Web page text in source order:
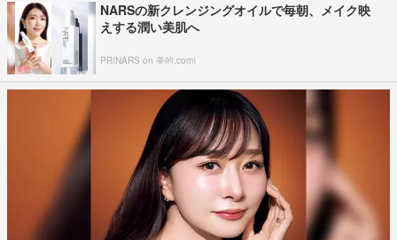
NARSの新クレンジングオイルで毎朝、メイク映
えする潤い美肌へ
PR(NARS on 美的.com)